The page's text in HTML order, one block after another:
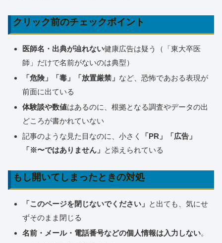
クリック前のチェックポイント
医師名・出典が辿れない健康広告は疑う（「東大卒医
師」だけで名前がないのは典型）
「危険」「毒」「放置厳禁」 など、恐怖であおる表現が
前面に出ている
体験談や数値はあるのに、根拠となる調査やデータの出
どころが書かれていない
記事のような見た目なのに、小さく
「PR」「広告」
「※〜ではありません」 と添えられている
もし開いてしまったときの対処
「このページを閉じないでください」 と出ても、気にせ
ずそのまま閉じる
名前・メール・電話番号などの個人情報は入力しない。